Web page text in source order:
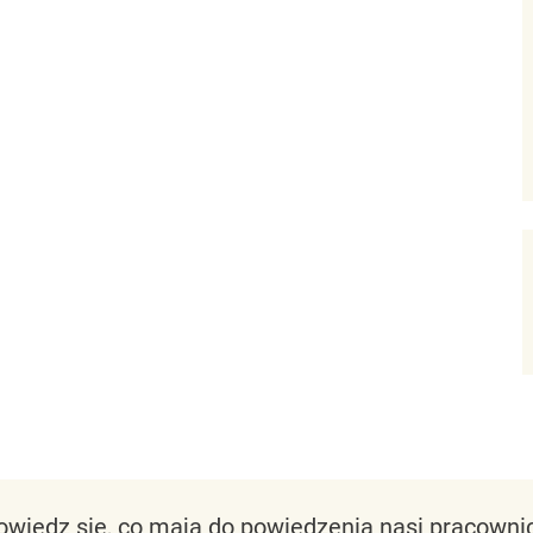
się, co mają do powiedzenia nasi